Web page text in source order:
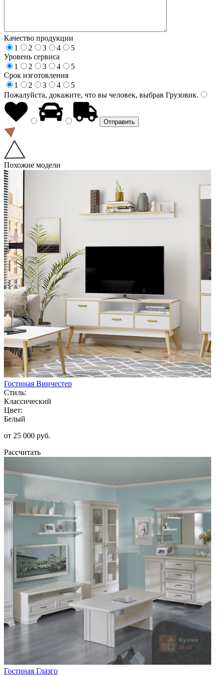
Качество продукции
1
2 3 4
5
Уровень сервиса
1
2 3 4
5
Срок изготовления
1
2 3 4
5
Пожалуйста, докажите, что вы человек, выбрав Грузовик.
Похожие модели
Гостиная Винчестер
Стиль:
Классический
Цвет:
Белый
от 25 000 руб.
Рассчитать
Гостиная Глазго